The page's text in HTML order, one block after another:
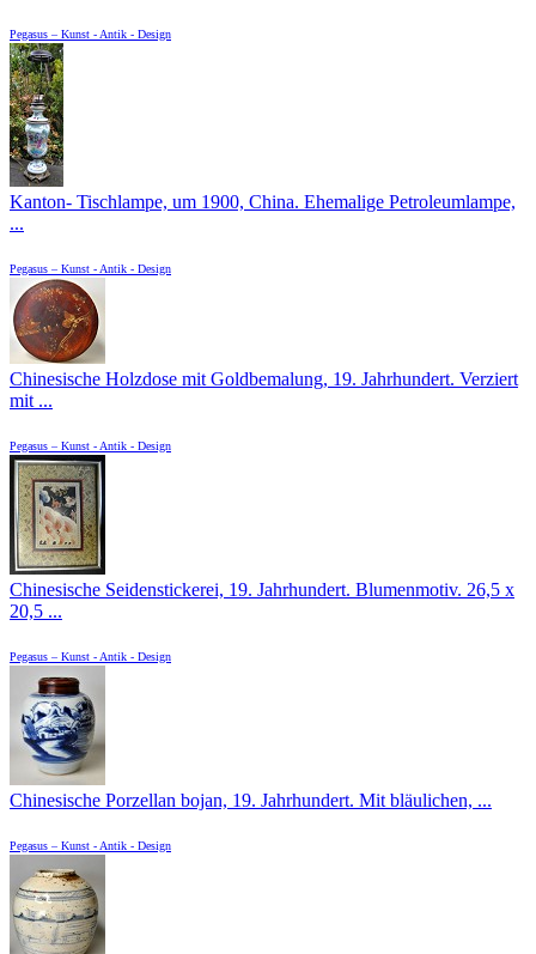
Pegasus – Kunst - Antik - Design
Kanton- Tischlampe, um 1900, China. Ehemalige Petroleumlampe,
...
Pegasus – Kunst - Antik - Design
Chinesische Holzdose mit Goldbemalung, 19. Jahrhundert. Verziert
mit ...
Pegasus – Kunst - Antik - Design
Chinesische Seidenstickerei, 19. Jahrhundert. Blumenmotiv. 26,5 x
20,5 ...
Pegasus – Kunst - Antik - Design
Chinesische Porzellan bojan, 19. Jahrhundert. Mit bläulichen, ...
Pegasus – Kunst - Antik - Design